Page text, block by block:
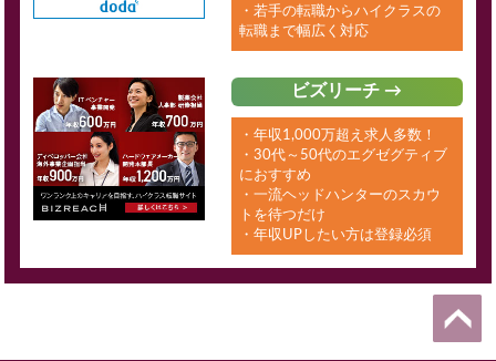
・若手の転職からハイクラスの
転職まで幅広く対応
ビズリーチ →
・年収1,000万超え求人多数！
・30代～50代のエグゼグティブ
におすすめ
・一流ヘッドハンターのスカウ
トを待つだけ
・年収UPしたい方は登録必須